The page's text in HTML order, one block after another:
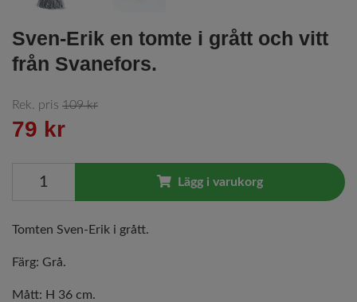
Sven-Erik en tomte i grått och vitt
från Svanefors.
Rek. pris 109 kr
79 kr
Lägg i varukorg
Tomten Sven-Erik i grått.
Färg: Grå.
Mått: H 36 cm.